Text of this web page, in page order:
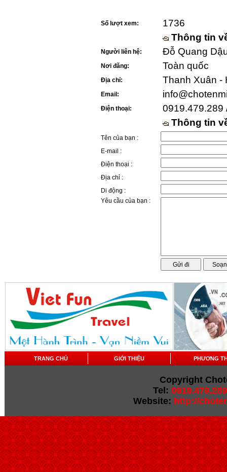
Số lượt xem:
1736
Thông tin
Người liên hệ: Đỗ Quang
Nơi đăng: Toàn quốc
Địa chỉ: Thanh Xuân -
Email:
Điện thoại:
0919.479.289
Thông tin
Tên của bạn :
E-mail :
Điện thoại :
Địa chỉ :
Di động :
Yêu cầu của bạn :
TRANG CHỦ GIỚI THIỆU PHƯƠNG
Copyright
Tel: 0919.479.289
Website: http://